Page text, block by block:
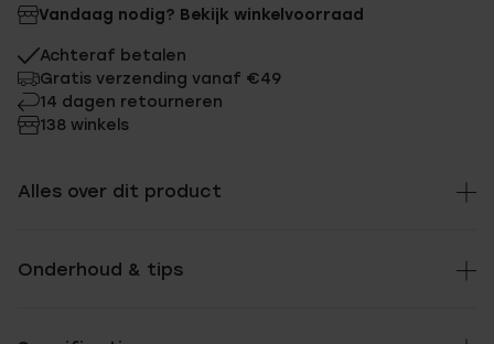
Vandaag nodig? Bekijk winkelvoorraad
Achteraf betalen
Gratis verzending vanaf €49
14 dagen retourneren
138 winkels
Alles over dit product
Onderhoud & tips